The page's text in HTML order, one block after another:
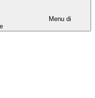
Menu di